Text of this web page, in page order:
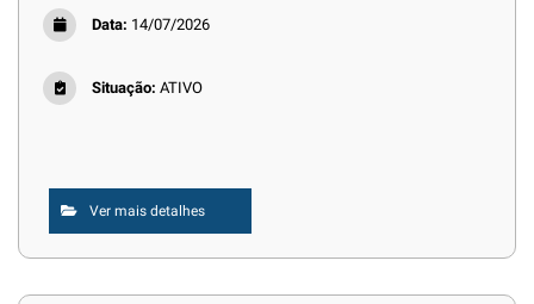
Data: 14/07/2026
Situação: ATIVO
Ver mais detalhes